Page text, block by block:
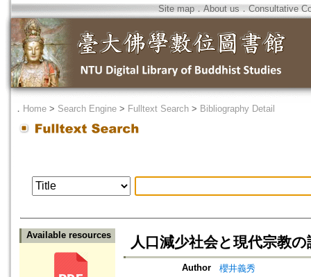
Site map．About us ． Consultative
． Home > Search Engine > Fulltext Search > Bibliography Detail
Available resources 人口減少社会と現代宗教の
Author
櫻井義秀